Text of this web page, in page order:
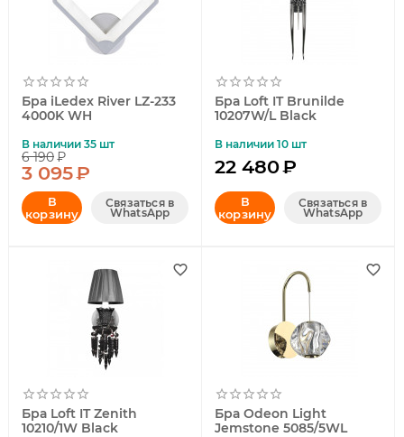
Бра iLedex River LZ-233
4000K WH
В наличии 35 шт
6 190₽
3 095₽
В
корзину
Связаться в
WhatsApp
Бра Loft IT Brunilde
10207W/L Black
В наличии 10 шт
22 480₽
В
корзину
Связаться в
WhatsApp
Бра Loft IT Zenith
10210/1W Black
Бра Odeon Light
Jemstone 5085/5WL